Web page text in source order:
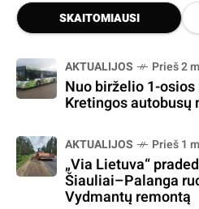
SKAITOMIAUSI
AKTUALIJOS Prieš 2
Nuo birželio 1-
Kretingos
AKTUALIJOS Prieš 1
„Via Lietuva“
Šiauliai–Palanga
Vydmantų remontą